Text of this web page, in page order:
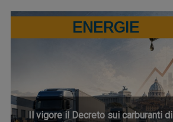
ENERGIE
Il vigore il Decreto sui carburanti di